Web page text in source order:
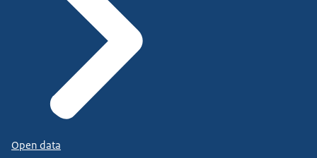
Open data